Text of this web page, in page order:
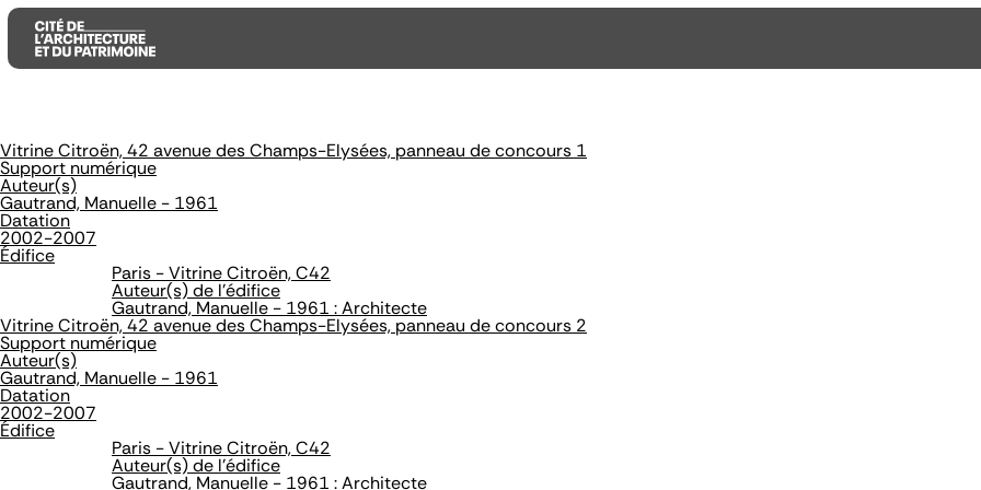
Aller
au
contenu
principal
Aller
au
menu
principal
Aller
à
la
recherche
Vitrine Citroën, 42 avenue des Champs-Elysées, panneau de concours 1
Support numérique
Auteur(s)
Gautrand, Manuelle - 1961
Datation
2002-2007
Édifice
Paris - Vitrine Citroën, C42
Auteur(s) de l'édifice
Gautrand, Manuelle - 1961 : Architecte
Vitrine Citroën, 42 avenue des Champs-Elysées, panneau de concours 2
Support numérique
Auteur(s)
Gautrand, Manuelle - 1961
Datation
2002-2007
Édifice
Paris - Vitrine Citroën, C42
Auteur(s) de l'édifice
Gautrand, Manuelle - 1961 : Architecte